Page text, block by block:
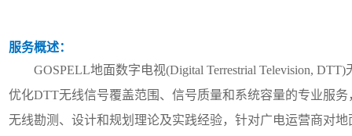
服务概述：
GOSPELL地面数字电视(Digital Terrestrial Television, DTT)
优化DTT无线信号覆盖范围、信号质量和系统容量的专业服
无线勘测、设计和规划理论及实践经验，针对广电运营商对